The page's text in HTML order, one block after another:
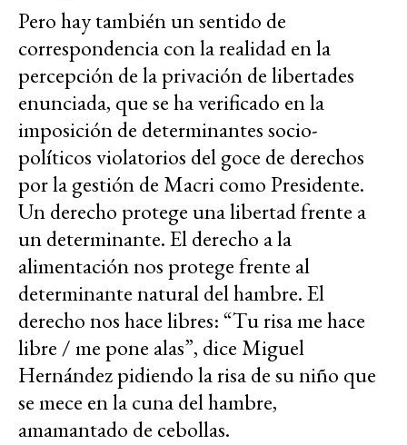
Pero hay también un sentido de
correspondencia con la realidad en la
percepción de la privación de libertades
enunciada, que se ha verificado en la
imposición de determinantes socio-
políticos violatorios del goce de derechos
por la gestión de Macri como Presidente.
Un derecho protege una libertad frente a
un determinante. El derecho a la
alimentación nos protege frente al
determinante natural del hambre. El
derecho nos hace libres: “Tu risa me hace
libre / me pone alas”, dice Miguel
Hernández pidiendo la risa de su niño que
se mece en la cuna del hambre,
amamantado de cebollas.